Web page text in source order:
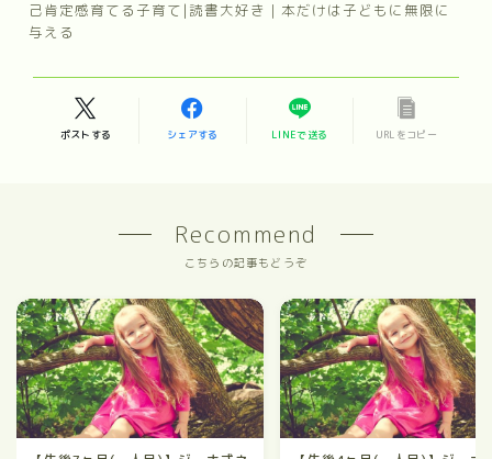
己肯定感育てる子育て|読書大好き｜本だけは子どもに無限に
与える
ポストする シェアする LINEで送る URLをコピー
Recommend
こちらの記事もどうぞ